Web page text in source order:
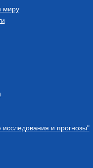
миру
и прогнозы"